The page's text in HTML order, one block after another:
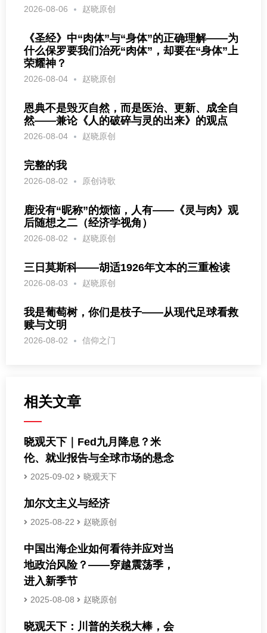
2026-08-06 赵晓原创
《圣经》中“肉体”与“身体”的正确理解——为
什么保罗要我们治死“肉体”，却要在“身体”上
荣耀神？
2026-08-04 赵晓原创
恩典不是毁灭自然，而是医治、更新、成全自
然——兼论《人的破碎与灵的出来》的观点
2026-08-04 赵晓原创
完整的我
2026-08-02 原创诗歌
鹿没有“昵称”的烦恼，人有——《灵与肉》观
后随想之二（经济学视角）
2026-08-02 赵晓原创
三日莫斯科——胡适1926年文本的三重检读
2026-08-03 赵晓原创
我是葡萄树，你们是枝子——从现代足球看救
赎与文明
2026-08-02 信仰之门
相关文章
晓观天下｜Fed九月降息？米
伦、就业报告与全球市场的悬念
2025-09-02 晓观天下
加尔文主义与经济
2025-08-22 赵晓原创
中国出海企业如何看待并应对当
地政治风险？——穿越震荡季，
进入新季节
2025-08-08 赵晓原创
晓观天下：川普的关税大棒，会